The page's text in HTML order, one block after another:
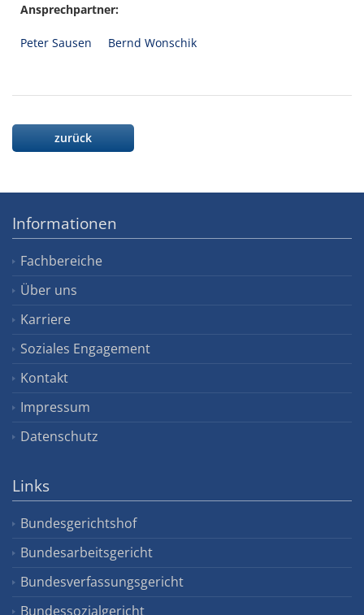
Ansprechpartner:
Peter Sausen Bernd Wonschik
zurück
Informationen
Fachbereiche
Über uns
Karriere
Soziales Engagement
Kontakt
Impressum
Datenschutz
Links
Bundesgerichtshof
Bundesarbeitsgericht
Bundesverfassungsgericht
Bundessozialgericht